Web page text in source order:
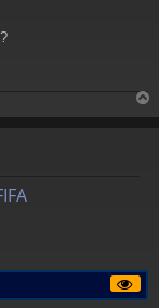
a